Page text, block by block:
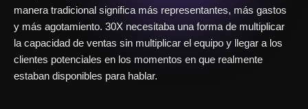
manera tradicional significa más representantes, más gastos
y más agotamiento. 30X necesitaba una forma de multiplicar
la capacidad de ventas sin multiplicar el equipo y llegar a los
clientes potenciales en los momentos en que realmente
estaban disponibles para hablar.